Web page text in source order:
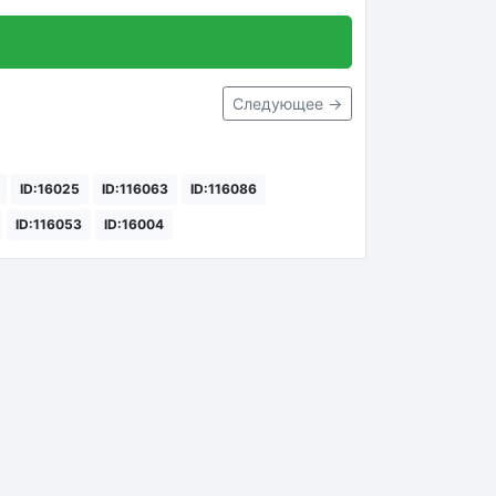
Следующее →
ID:16025 ID:116063 ID:116086
ID:116053 ID:16004